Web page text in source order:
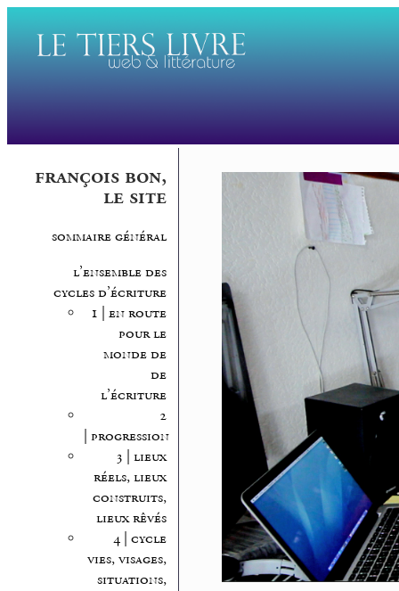
françois bon,
le site
sommaire général
l’ensemble des
cycles d’écriture
1 | en route
pour le
monde de
de
l’écriture
2
| progression
3 | lieux
réels, lieux
construits,
lieux rêvés
4 | cycle
vies, visages,
situations,